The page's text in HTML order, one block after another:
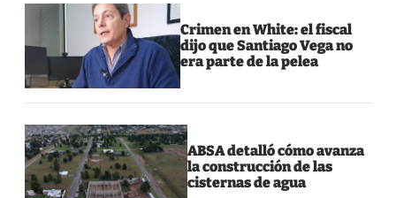
Crimen en White: el fiscal
dijo que Santiago Vega no
era parte de la pelea
ABSA detalló cómo avanza
la construcción de las
cisternas de agua